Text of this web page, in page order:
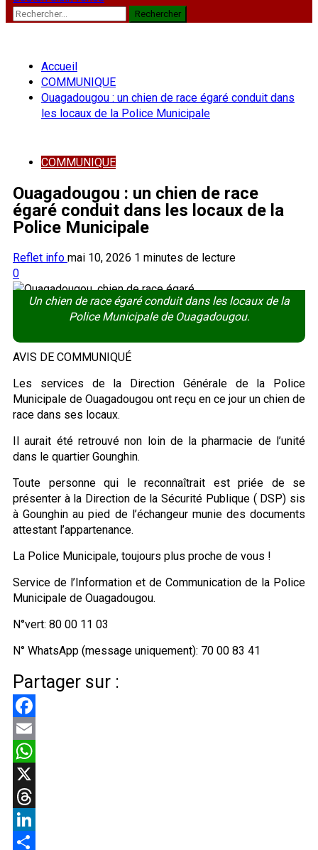
Rechercher :
Accueil
COMMUNIQUE
Ouagadougou : un chien de race égaré conduit dans
les locaux de la Police Municipale
COMMUNIQUE
Ouagadougou : un chien de race
égaré conduit dans les locaux de la
Police Municipale
Reflet info mai 10, 2026 1 minutes de lecture
0
Un chien de race égaré conduit dans les locaux de la
Police Municipale de Ouagadougou.
AVIS DE COMMUNIQUÉ
Les services de la Direction Générale de la Police
Municipale de Ouagadougou ont reçu en ce jour un chien de
race dans ses locaux.
Il aurait été retrouvé non loin de la pharmacie de l’unité
dans le quartier Gounghin.
Toute personne qui le reconnaîtrait est priée de se
présenter à la Direction de la Sécurité Publique ( DSP) sis
à Gounghin au pied de l’échangeur munie des documents
attestant l’appartenance.
La Police Municipale, toujours plus proche de vous !
Service de l’Information et de Communication de la Police
Municipale de Ouagadougou.
N°vert: 80 00 11 03
N° WhatsApp (message uniquement): 70 00 83 41
Partager sur :
Facebook
Email
WhatsApp
X
Threads
LinkedIn